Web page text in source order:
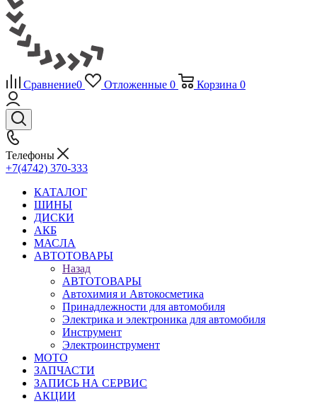
Сравнение0 Отложенные 0 Корзина 0
Телефоны
+7(4742) 370-333
КАТАЛОГ
ШИНЫ
ДИСКИ
АКБ
МАСЛА
АВТОТОВАРЫ
Назад
АВТОТОВАРЫ
Автохимия и Автокосметика
Принадлежности для автомобиля
Электрика и электроника для автомобиля
Инструмент
Электроинструмент
МОТО
ЗАПЧАСТИ
ЗАПИСЬ НА СЕРВИС
АКЦИИ